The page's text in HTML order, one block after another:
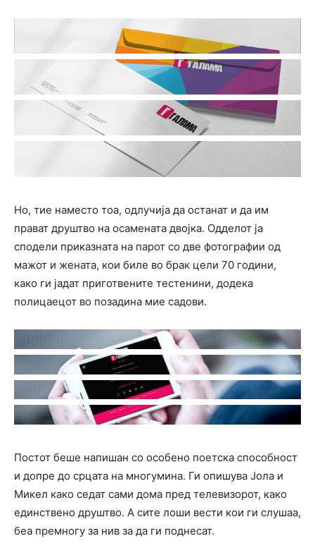
Но, тие наместо тоа, одлучија да останат и да им
прават друштво на осамената двојка. Одделот ја
сподели приказната на парот со две фотографии од
мажот и жената, кои биле во брак цели 70 години,
како ги јадат приготвените тестенини, додека
полицаецот во позадина мие садови.
Постот беше напишан со особено поетска способност
и допре до срцата на многумина. Ги опишува Јола и
Микел како седат сами дома пред телевизорот, како
единствено друштво. А сите лоши вести кои ги слушаа,
беа премногу за нив за да ги поднесат.